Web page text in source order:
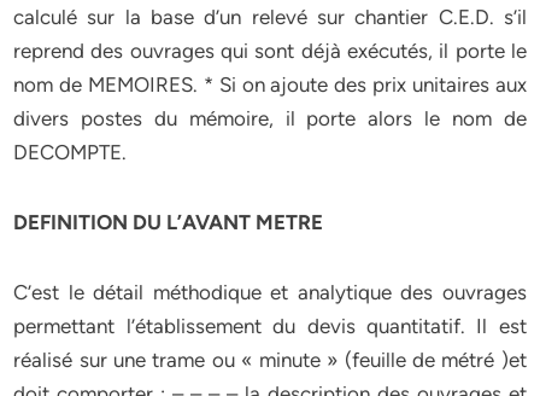
calculé sur la base d’un relevé sur chantier C.E.D. s’il
reprend des ouvrages qui sont déjà exécutés, il porte le
nom de MEMOIRES. * Si on ajoute des prix unitaires aux
divers postes du mémoire, il porte alors le nom de
DECOMPTE.
DEFINITION DU L’AVANT METRE
C’est le détail méthodique et analytique des ouvrages
permettant l’établissement du devis quantitatif. Il est
réalisé sur une trame ou « minute » (feuille de métré )et